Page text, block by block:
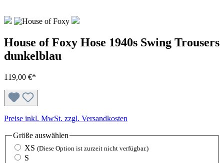
House of Foxy Hose 1940s Swing Trousers
dunkelblau
119,00 €*
Preise inkl. MwSt. zzgl. Versandkosten
Größe auswählen
XS (Diese Option ist zurzeit nicht verfügbar.)
S